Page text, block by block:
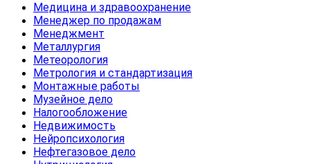
Медицина и здравоохранение
Менеджер по продажам
Менеджмент
Металлургия
Метеорология
Метрология и стандартизация
Монтажные работы
Музейное дело
Налогообложение
Недвижимость
Нейропсихология
Нефтегазовое дело